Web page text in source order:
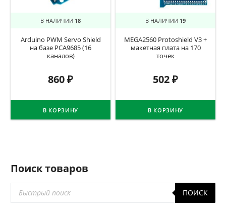
В НАЛИЧИИ 18
Arduino PWM Servo Shield
на базе PCA9685 (16
каналов)
860₽
В КОРЗИНУ
В НАЛИЧИИ 19
MEGA2560 Protoshield V3 +
макетная плата на 170
точек
502₽
В КОРЗИНУ
Поиск товаров
товаров
ПОИСК